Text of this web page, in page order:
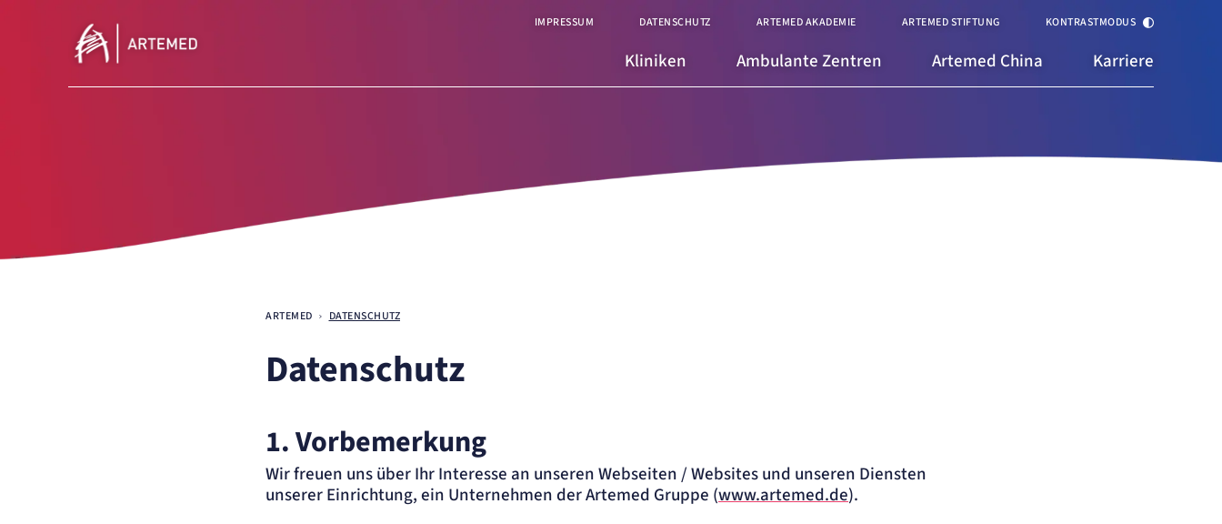
Kliniken Ambulante Zentren Artemed China Karriere
IMPRESSUM DATENSCHUTZ ARTEMED AKADEMIE ARTEMED STIFTUNG KONTRASTMODUS
ARTEMED DATENSCHUTZ
Datenschutz
1. Vorbemerkung
Wir freuen uns über Ihr Interesse an unseren Webseiten / Websites und unseren Diensten
unserer Einrichtung, ein Unternehmen der Artemed Gruppe (www.artemed.de).